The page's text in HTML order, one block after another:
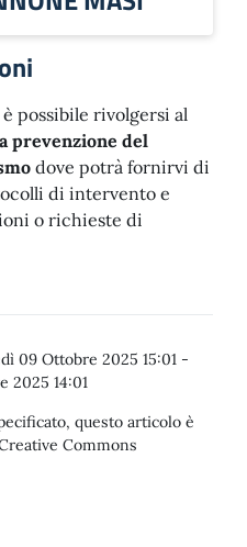
possibile rivolgersi al
prevenzione del
dove potrà fornirvi di
di intervento e
o richieste di
09 Ottobre 2025 15:01 -
2025 14:01
questo articolo è
Commons